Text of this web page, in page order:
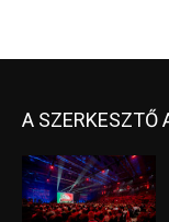
A SZERKESZTŐ